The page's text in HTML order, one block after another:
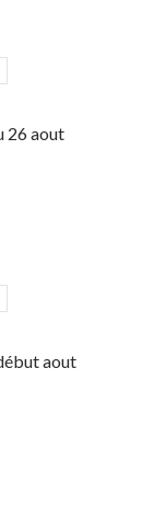
26 aout
aout